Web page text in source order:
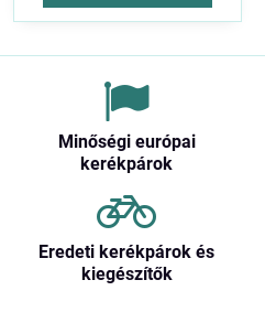
Minőségi európai
kerékpárok
Eredeti kerékpárok és
kiegészítők